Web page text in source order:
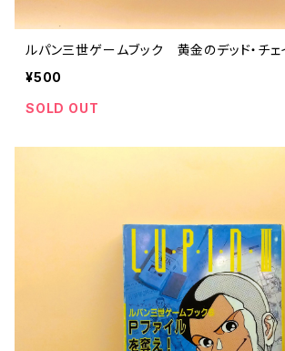
ルパン三世ゲームブック 黄金のデッド・チェ
¥500
SOLD OUT